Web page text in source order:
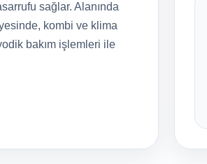
sağlar. Alanında
kombi ve klima
bakım işlemleri ile